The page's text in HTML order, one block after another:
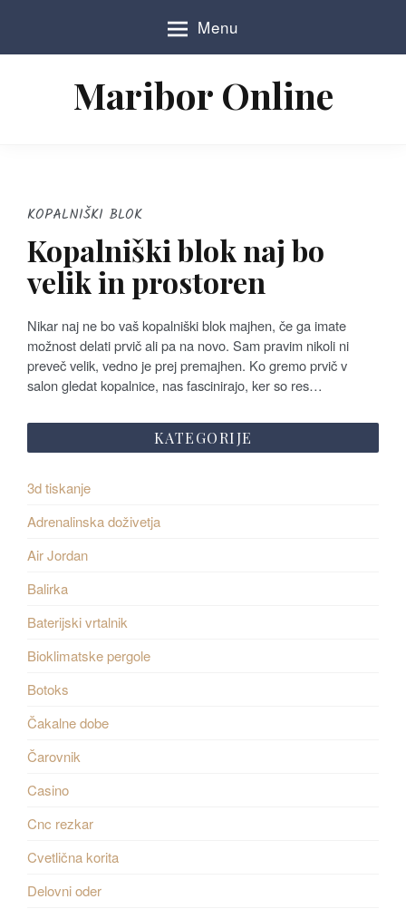
Menu
Maribor Online
KOPALNIŠKI BLOK
Kopalniški blok naj bo
velik in prostoren
Nikar naj ne bo vaš kopalniški blok majhen, če ga imate
možnost delati prvič ali pa na novo. Sam pravim nikoli ni
preveč velik, vedno je prej premajhen. Ko gremo prvič v
salon gledat kopalnice, nas fascinirajo, ker so res…
KATEGORIJE
3d tiskanje
Adrenalinska doživetja
Air Jordan
Balirka
Baterijski vrtalnik
Bioklimatske pergole
Botoks
Čakalne dobe
Čarovnik
Casino
Cnc rezkar
Cvetlična korita
Delovni oder